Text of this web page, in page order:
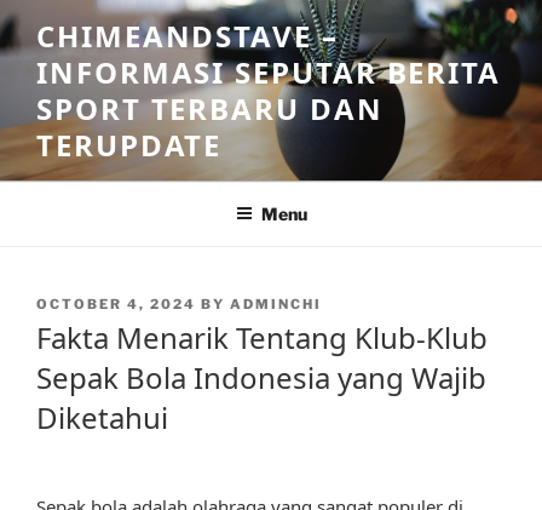
Skip
to
content
CHIMEANDSTAVE –
INFORMASI SEPUTAR BERITA
SPORT TERBARU DAN
TERUPDATE
Menu
POSTED
OCTOBER 4, 2024 BY ADMINCHI
Fakta Menarik Tentang Klub-Klub
Sepak Bola Indonesia yang Wajib
Diketahui